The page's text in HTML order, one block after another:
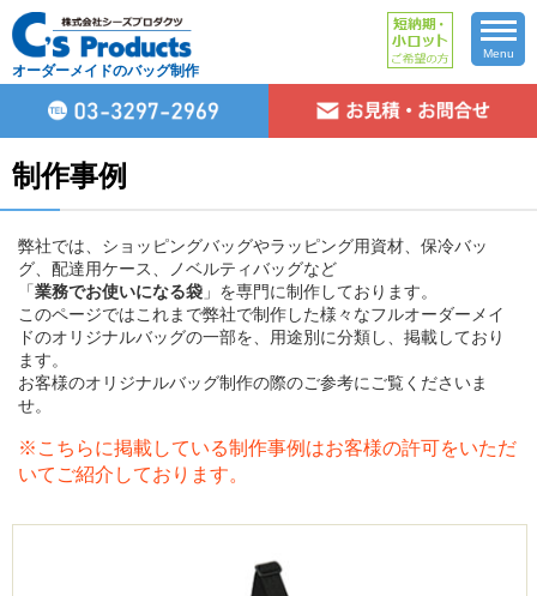
オーダーメイドのバッグ制作
Menu
制作事例
弊社では、ショッピングバッグやラッピング用資材、保冷バッ
グ、配達用ケース、ノベルティバッグなど
「業務でお使いになる袋 」を専門に制作しております。
このページではこれまで弊社で制作した様々なフルオーダーメイ
ドのオリジナルバッグの一部を、用途別に分類し、掲載しており
ます。
お客様のオリジナルバッグ制作の際のご参考にご覧くださいま
せ。
※こちらに掲載している制作事例はお客様の許可をいただ
いてご紹介しております。